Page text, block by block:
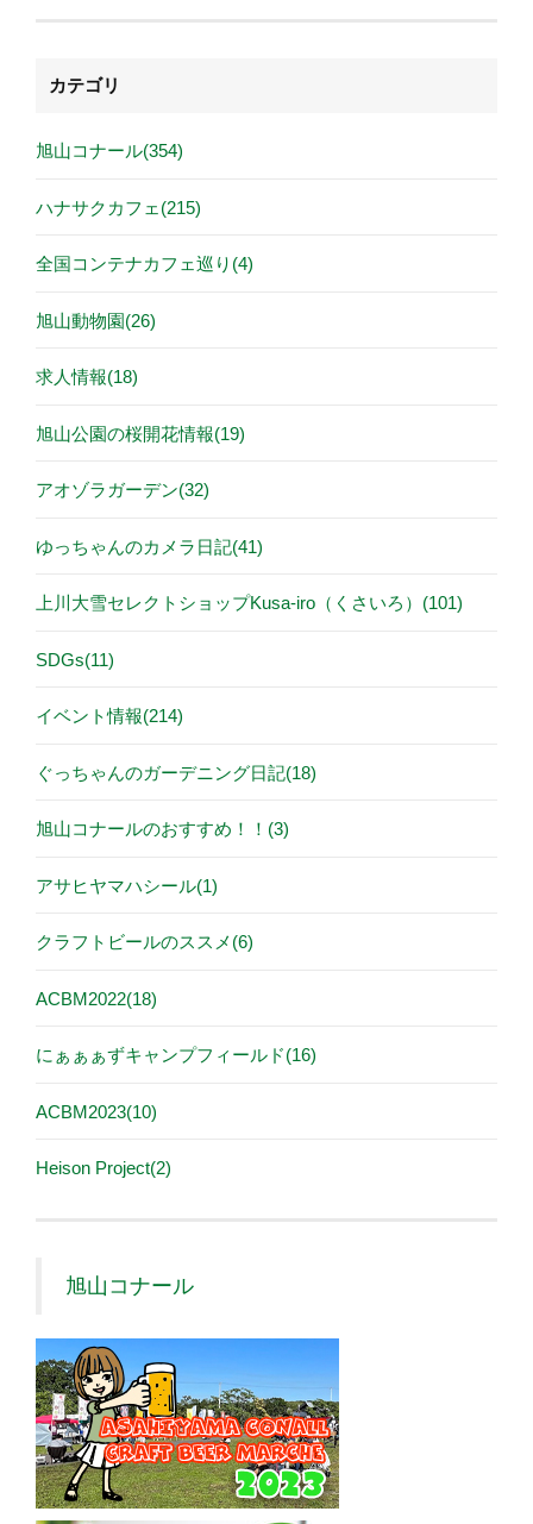
カテゴリ
旭山コナール(354)
ハナサクカフェ(215)
全国コンテナカフェ巡り(4)
旭山動物園(26)
求人情報(18)
旭山公園の桜開花情報(19)
アオゾラガーデン(32)
ゆっちゃんのカメラ日記(41)
上川大雪セレクトショップKusa-iro（くさいろ）(101)
SDGs(11)
イベント情報(214)
ぐっちゃんのガーデニング日記(18)
旭山コナールのおすすめ！！(3)
アサヒヤマハシール(1)
クラフトビールのススメ(6)
ACBM2022(18)
にぁぁぁずキャンプフィールド(16)
ACBM2023(10)
Heison Project(2)
旭山コナール